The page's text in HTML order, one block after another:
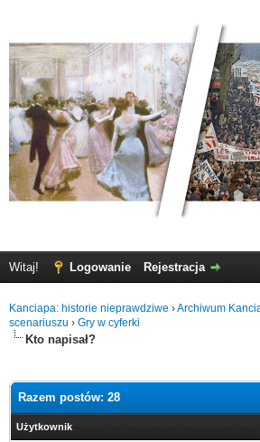
Witaj! Logowanie Rejestracja
Kanciapa: historie nieprawdziwe ›Archiwum
scenariuszu › Gry w cyferki
Kto napisał?
Razem postów: 28
Użytkownik